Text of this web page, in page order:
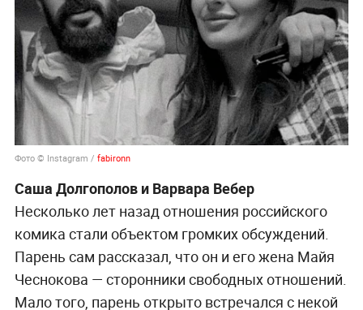
Фото © Instagram / fabironn
Саша Долгополов и Варвара Вебер
Несколько лет назад отношения российского
комика стали объектом громких обсуждений.
Парень сам рассказал, что он и его жена Майя
Чеснокова — сторонники свободных отношений.
Мало того, парень открыто встречался с некой